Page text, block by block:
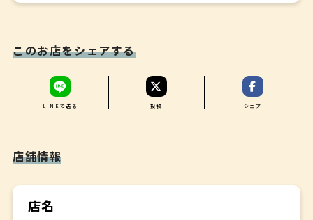
前菜
デザート
このお店をシェアする
LINEで送る 投稿 シェア
店舗情報
店名